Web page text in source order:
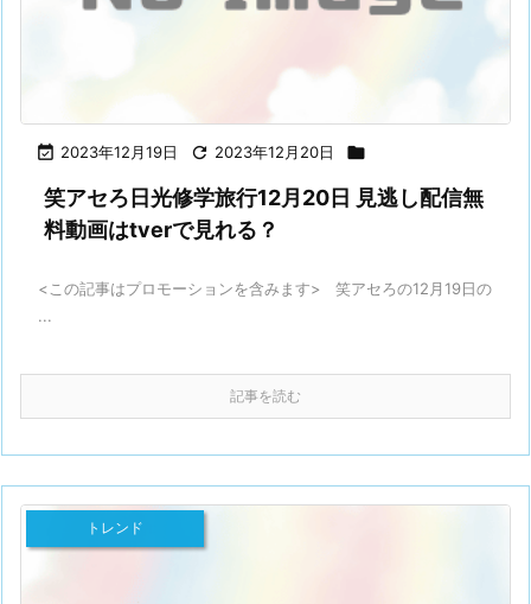
 2023年12月19日  2023年12月20日 
笑アセろ日光修学旅行12月20日 見逃し配信無
料動画はtverで見れる？
<この記事はプロモーションを含みます> 笑アセろの12月19日の
...
記事を読む
トレンド